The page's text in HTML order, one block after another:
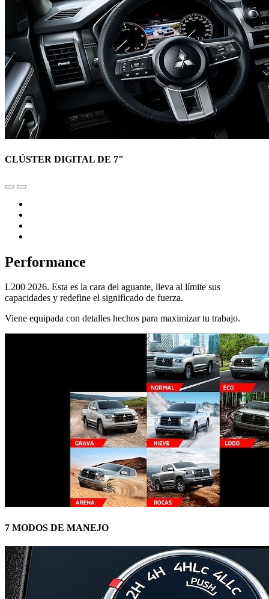
CLÚSTER DIGITAL DE 7"
Performance
L200 2026. Esta es la cara del aguante, lleva al límite sus
capacidades y redefine el significado de fuerza.
Viene equipada con detalles hechos para maximizar tu trabajo.
7 MODOS DE MANEJO